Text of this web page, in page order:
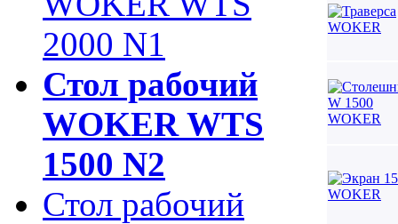
2000 N1
Стол рабочий
WOKER WTS
1500 N2
Стол рабочий